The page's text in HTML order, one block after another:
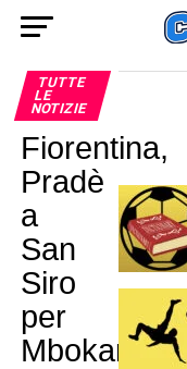
TUTTE
LE
NOTIZIE
Fiorentina,
Pradè
a
San
Siro
per
Mbokani